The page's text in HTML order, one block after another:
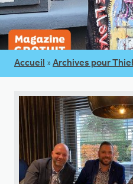
Accueil » Archives pour